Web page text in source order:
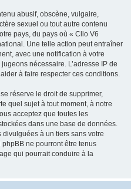
abusif, obscène, vulgaire,
sexuel ou tout autre contenu
pays, du pays où « Clio V6
Une telle action peut entraîner
avec une notification à votre
nécessaire. L’adresse IP de
à faire respecter ces conditions.
réserve le droit de supprimer,
quel sujet à tout moment, à notre
acceptez que toutes les
dans une base de données.
à un tiers sans votre
ne pourront être tenus
qui pourrait conduire à la